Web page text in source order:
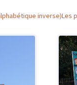
inverse)Les